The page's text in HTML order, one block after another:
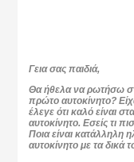
Γεια σας παιδιά,
Θα ήθελα να ρωτήσω
πρώτο αυτοκίνητο?
έλεγε ότι καλό είναι
αυτοκίνητο. Εσείς τι
Ποια είναι κατάλληλη
αυτοκίνητο με τα δικά